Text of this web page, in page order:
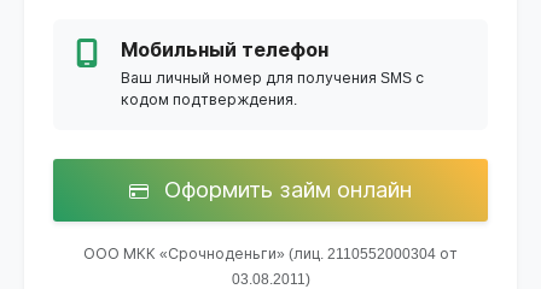
Мобильный телефон
Ваш личный номер для получения SMS с
кодом подтверждения.
Оформить займ онлайн
ООО МКК «Срочноденьги» (лиц. 2110552000304 от
03.08.2011)